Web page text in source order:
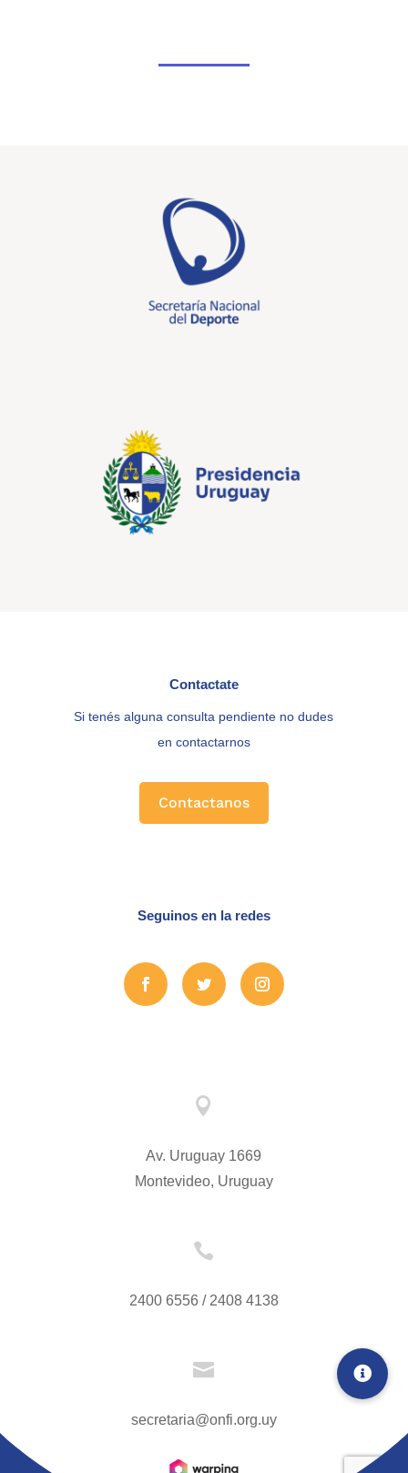
Contactate
Si tenés alguna consulta pendiente no dudes
en contactarnos
Contactanos
Seguinos en la redes

Av. Uruguay 1669
Montevideo, Uruguay

2400 6556 / 2408 4138

secretaria@onfi.org.uy